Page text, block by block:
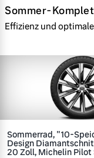
Sommer-
Effizienz und
Sommerrad, "10-
Design
20 Zoll, Michelin Pilot